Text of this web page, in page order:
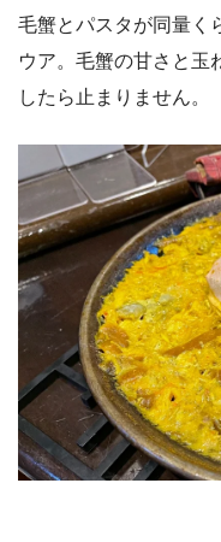
毛蟹とパスタが同量く
ウア。毛蟹の甘さと玉
したら止まりません。